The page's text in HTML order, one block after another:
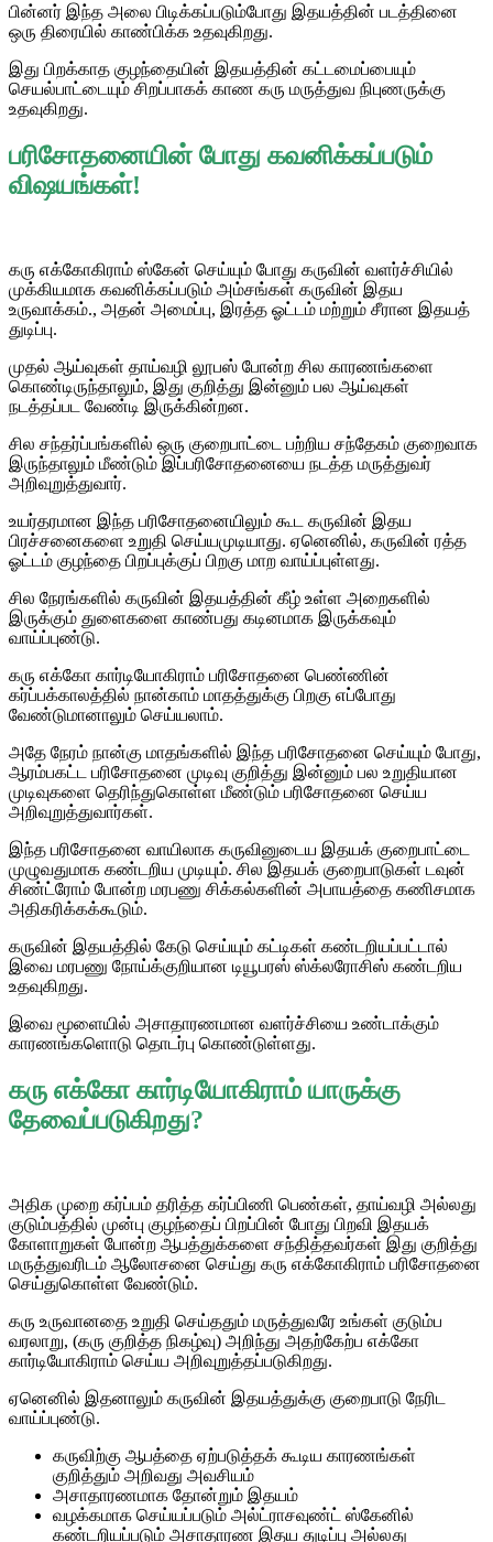
பின்னர் இந்த அலை பிடிக்கப்படும்போது இதயத்தின் படத்தினை
ஒரு திரையில் காண்பிக்க உதவுகிறது.
இது பிறக்காத குழந்தையின் இதயத்தின் கட்டமைப்பையும்
செயல்பாட்டையும் சிறப்பாகக் காண கரு மருத்துவ நிபுணருக்கு
உதவுகிறது.
பரிசோதனையின் போது கவனிக்கப்படும்
விஷயங்கள்!
கரு எக்கோகிராம் ஸ்கேன் செய்யும் போது கருவின் வளர்ச்சியில்
முக்கியமாக கவனிக்கப்படும் அம்சங்கள் கருவின் இதய
உருவாக்கம்., அதன் அமைப்பு, இரத்த ஓட்டம் மற்றும் சீரான இதயத்
துடிப்பு.
முதல் ஆய்வுகள் தாய்வழி லூபஸ் போன்ற சில காரணங்களை
கொண்டிருந்தாலும், இது குறித்து இன்னும் பல ஆய்வுகள்
நடத்தப்பட வேண்டி இருக்கின்றன.
சில சந்தர்ப்பங்களில் ஒரு குறைபாட்டை பற்றிய சந்தேகம் குறைவாக
இருந்தாலும் மீண்டும் இப்பரிசோதனையை நடத்த மருத்துவர்
அறிவுறுத்துவார்.
உயர்தரமான இந்த பரிசோதனையிலும் கூட கருவின் இதய
பிரச்சனைகளை உறுதி செய்யமுடியாது. ஏனெனில், கருவின் ரத்த
ஓட்டம் குழந்தை பிறப்புக்குப் பிறகு மாற வாய்ப்புள்ளது.
சில நேரங்களில் கருவின் இதயத்தின் கீழ் உள்ள அறைகளில்
இருக்கும் துளைகளை காண்பது கடினமாக இருக்கவும்
வாய்ப்புண்டு.
கரு எக்கோ கார்டியோகிராம் பரிசோதனை பெண்ணின்
கர்ப்பக்காலத்தில் நான்காம் மாதத்துக்கு பிறகு எப்போது
வேண்டுமானாலும் செய்யலாம்.
அதே நேரம் நான்கு மாதங்களில் இந்த பரிசோதனை செய்யும் போது,
ஆரம்பகட்ட பரிசோதனை முடிவு குறித்து இன்னும் பல உறுதியான
முடிவுகளை தெரிந்துகொள்ள மீண்டும் பரிசோதனை செய்ய
அறிவுறுத்துவார்கள்.
இந்த பரிசோதனை வாயிலாக கருவினுடைய இதயக் குறைபாட்டை
முழுவதுமாக கண்டறிய முடியும். சில இதயக் குறைபாடுகள் டவுன்
சிண்ட்ரோம் போன்ற மரபணு சிக்கல்களின் அபாயத்தை கணிசமாக
அதிகரிக்கக்கூடும்.
கருவின் இதயத்தில் கேடு செய்யும் கட்டிகள் கண்டறியப்பட்டால்
இவை மரபணு நோய்க்குறியான டியூபரஸ் ஸ்க்லரோசிஸ் கண்டறிய
உதவுகிறது.
இவை மூளையில் அசாதாரணமான வளர்ச்சியை உண்டாக்கும்
காரணங்களொடு தொடர்பு கொண்டுள்ளது.
கரு எக்கோ கார்டியோகிராம் யாருக்கு
தேவைப்படுகிறது?
அதிக முறை கர்ப்பம் தரித்த கர்ப்பிணி பெண்கள், தாய்வழி அல்லது
குடும்பத்தில் முன்பு குழந்தைப் பிறப்பின் போது பிறவி இதயக்
கோளாறுகள் போன்ற ஆபத்துக்களை சந்தித்தவர்கள் இது குறித்து
மருத்துவரிடம் ஆலோசனை செய்து கரு எக்கோகிராம் பரிசோதனை
செய்துகொள்ள வேண்டும்.
கரு உருவானதை உறுதி செய்ததும் மருத்துவரே உங்கள் குடும்ப
வரலாறு, (கரு குறித்த நிகழ்வு) அறிந்து அதற்கேற்ப எக்கோ
கார்டியோகிராம் செய்ய அறிவுறுத்தப்படுகிறது.
ஏனெனில் இதனாலும் கருவின் இதயத்துக்கு குறைபாடு நேரிட
வாய்ப்புண்டு.
கருவிற்கு ஆபத்தை ஏற்படுத்தக் கூடிய காரணங்கள்
குறித்தும் அறிவது அவசியம்
அசாதாரணமாக தோன்றும் இதயம்
வழக்கமாக செய்யப்படும் அல்ட்ராசவுண்ட் ஸ்கேனில்
கண்டறியப்படும் அசாதாரண இதய துடிப்பு அல்லது